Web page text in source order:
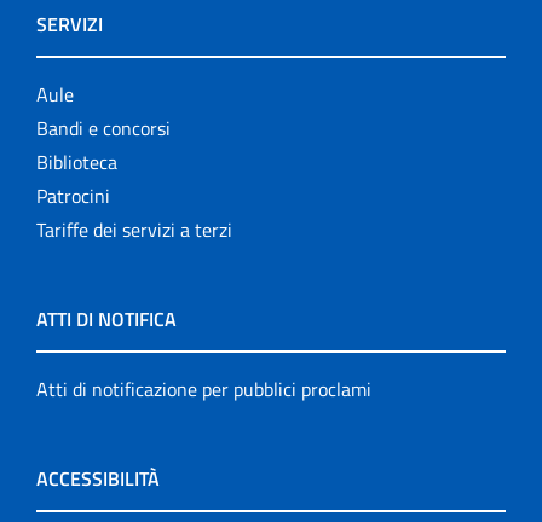
SERVIZI
Aule
Bandi e concorsi
Biblioteca
Patrocini
Tariffe dei servizi a terzi
ATTI DI NOTIFICA
Atti di notificazione per pubblici proclami
ACCESSIBILITÀ